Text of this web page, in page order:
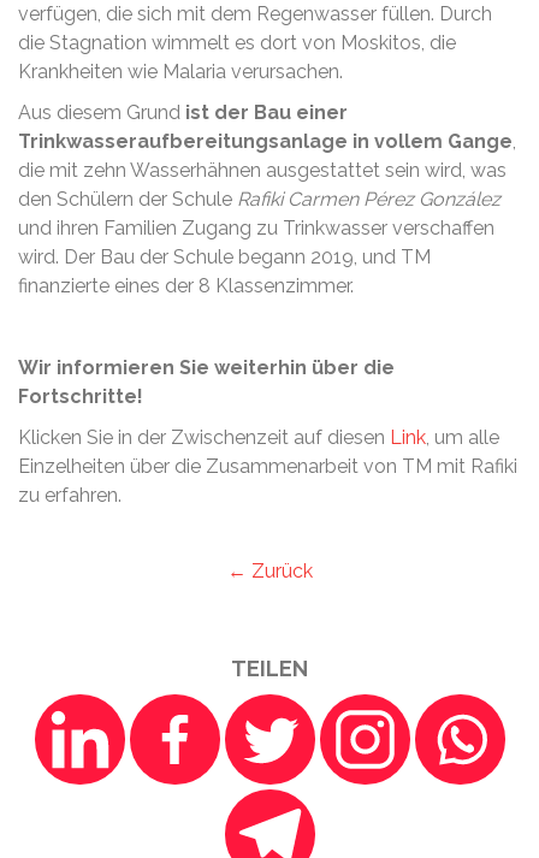
verfügen, die sich mit dem Regenwasser füllen. Durch
die Stagnation wimmelt es dort von Moskitos, die
Krankheiten wie Malaria verursachen.
Aus diesem Grund ist der Bau einer
Trinkwasseraufbereitungsanlage in vollem Gange,
die mit zehn Wasserhähnen ausgestattet sein wird, was
den Schülern der Schule Rafiki Carmen Pérez González
und ihren Familien Zugang zu Trinkwasser verschaffen
wird. Der Bau der Schule begann 2019, und TM
finanzierte eines der 8 Klassenzimmer.
Wir informieren Sie weiterhin über die
Fortschritte!
Klicken Sie in der Zwischenzeit auf diesen Link, um alle
Einzelheiten über die Zusammenarbeit von TM mit Rafiki
zu erfahren.
← Zurück
TEILEN